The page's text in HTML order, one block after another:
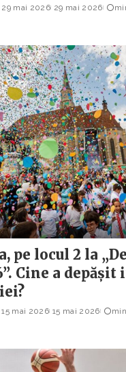
29 mai 2026 29 mai 2026
pe locul 2 la
Cine a depășit
15 mai 2026 15 mai 2026